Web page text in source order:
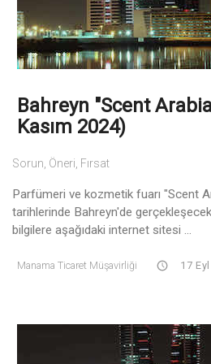
Bahreyn "Scent
Kasım 2024)
Sorun, Öneri, Fırsat
Parfümeri ve kozmetik fuarı "Scent
tarihlerinde Bahreyn'de
bilgilere aşağıdaki internet sitesi ...
Manama Ticaret Müşavirliği 17